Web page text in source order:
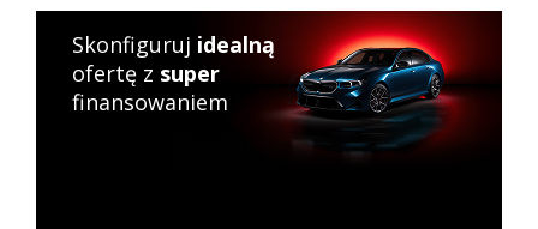
Skonfiguruj idealną
ofertę z super
finansowaniem